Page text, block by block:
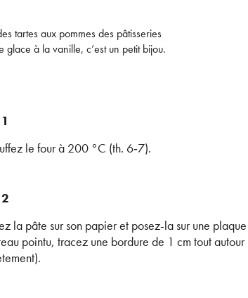
tartes aux pommes des pâtisseries
glace à la vanille, c’est un petit bijou.
le four à 200 °C (th. 6‑7).
la pâte sur son papier et posez-la sur une
pointu, tracez une bordure de 1 cm tout